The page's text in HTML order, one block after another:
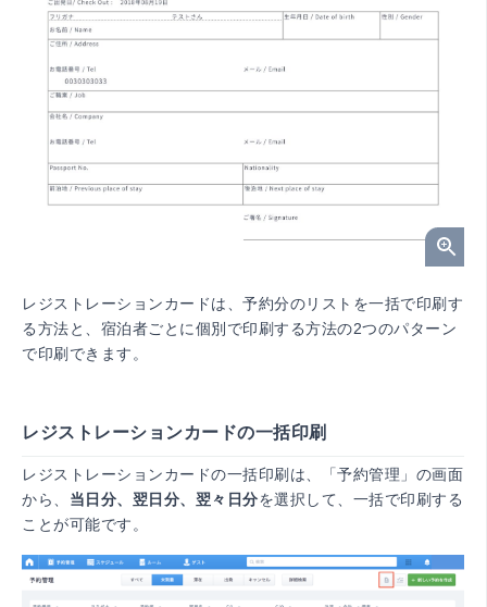
レジストレーションカードは、予約分のリストを一括で印刷す
る方法と、宿泊者ごとに個別で印刷する方法の2つのパターン
で印刷できます。
レジストレーションカードの一括印刷
レジストレーションカードの一括印刷は、「予約管理」の画面
から、 当日分、翌日分、翌々日分を選択して、一括で印刷する
ことが可能です。